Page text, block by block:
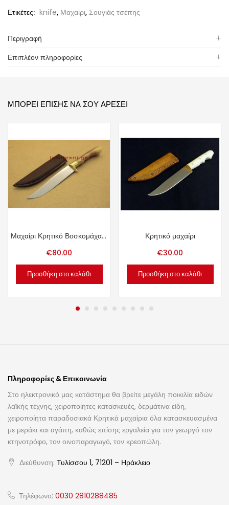
Ετικέτες: knife, Μαχαίρι, Σουγιάς τσέπης
Περιγραφή
Επιπλέον πληροφορίες
ΜΠΟΡΕΊ ΕΠΊΣΗΣ ΝΑ ΣΟΥ ΑΡΈΣΕΙ
Μαχαίρι Κρητικό Βοσκομάχαιρο.
€80.00
Προσθήκη στο καλάθι
Κρητικό μαχαίρι
€30.00
Προσθήκη στο καλάθι
Πληροφορίες & Επικοινωνία
Στο ηλεκτρονικό μας κατάστημα θα βρείτε μεγάλη ποικιλία ειδών
λαϊκής τέχνης, χειροποίητες κατασκευές, δερμάτινα είδη,
χειροποίητα παραδοσιακά Κρητικά μαχαίρια όλα κατασκευασμένα
με μεράκι και αγάπη, καθώς επίσης εργαλεία για τον γεωργό τον
κτηνοτρόφο, τον οινοπαραγωγό, τον κρεοπώλη.
Διεύθυνση: Τυλίσσου 1, 71201 – Ηράκλειο
Τηλέφωνο: 0030 2810288485